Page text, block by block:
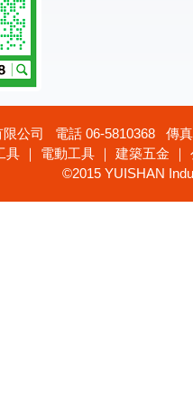
限公司 電話 06-5810368 傳
具 ｜ 電動工具 ｜ 建築五金
©2015 YUISHAN